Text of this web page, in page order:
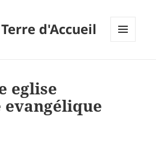
d'Accueil
eglise